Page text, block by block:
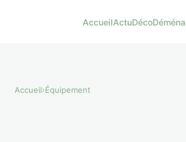
AccueilActuDéco
Accueil›Équipement